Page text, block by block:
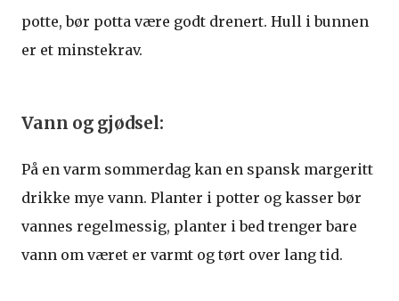
potte, bør potta være godt drenert. Hull i bunnen
er et minstekrav.
Vann og gjødsel:
På en varm sommerdag kan en spansk margeritt
drikke mye vann. Planter i potter og kasser bør
vannes regelmessig, planter i bed trenger bare
vann om været er varmt og tørt over lang tid.